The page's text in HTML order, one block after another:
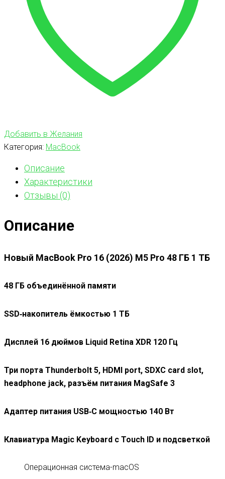
Добавить в Желания
Категория: MacBook
Описание
Характеристики
Отзывы (0)
Описание
Новый MacBook Pro 16 (2026) M5 Pro 48 ГБ 1 ТБ
48 ГБ объединённой памяти
SSD‑накопитель ёмкостью 1 ТБ
Дисплей 16 дюймов Liquid Retina XDR 120 Гц
Три порта Thunderbolt 5, HDMI port, SDXC card slot,
headphone jack, разъём питания MagSafe 3
Адаптер питания USB‑C мощностью 140 Вт
Клавиатура Magic Keyboard с Touch ID и подсветкой
Операционная система-macOS